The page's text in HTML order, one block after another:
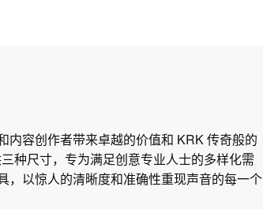
内容创作者带来卓越的价值和 KRK 传奇般的
种尺寸，专为满足创意专业人士的多样化需
，以惊人的清晰度和准确性重现声音的每一个